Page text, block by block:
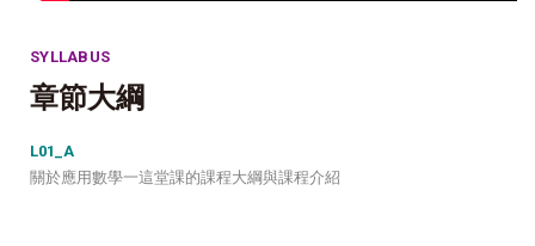
SYLLABUS
章節大綱
L01_A
關於應用數學一這堂課的課程大綱與課程介紹